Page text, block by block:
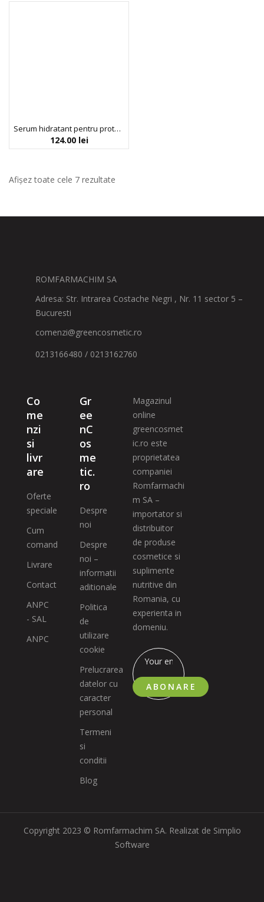
Serum hidratant pentru protectia barierei cutanate cu ceramide din orez, Anua, 50 ml
124.00 lei
Afișez toate cele 7 rezultate
ROMFARMACHIM SA
Adresa: Str. Intrarea Costache Negri , Nr. 11 sector 5 –
Bucuresti
comenzi@greencosmetic.ro
0213166480 / 0213162760
Co
me
nzi
si
livr
are
Oferte
speciale
Cum
comand
Livrare
Contact
ANPC
- SAL
ANPC
Gr
ee
nC
os
me
tic.
ro
Despre
noi
Despre
noi –
informatii
aditionale
Politica
de
utilizare
cookie
Prelucrarea
datelor cu
caracter
personal
Termeni
si
conditii
Blog
Magazinul
online
greencosmet
ic.ro este
proprietatea
companiei
Romfarmachi
m SA –
importator si
distribuitor
de produse
cosmetice si
suplimente
nutritive din
Romania, cu
experienta in
domeniu.
ABONARE
Copyright 2023 © Romfarmachim SA. Realizat de Simplio
Software